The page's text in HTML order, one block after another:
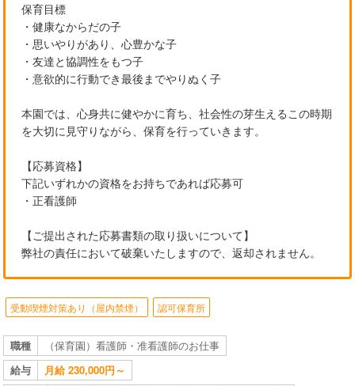
保育目標
・健康なからだの子
・思いやりがあり、心豊かな子
・友達と協調性をもつ子
・意欲的に行動でき最後までやりぬく子
本園では、心身共に健やかに育ち、社会性の芽生えるこの時期
を大切に見守りながら、保育を行っていきます。
【応募資格】
下記いずれかの資格をお持ちであれば応募可
・正看護師
【ご提出された応募書類の取り扱いについて】
弊社の責任において破棄いたしますので、返却されません。
受動喫煙対策あり（屋内禁煙） 認可保育所
職種
（保育園）看護師・准看護師のお仕事
給与
月給 230,000円～